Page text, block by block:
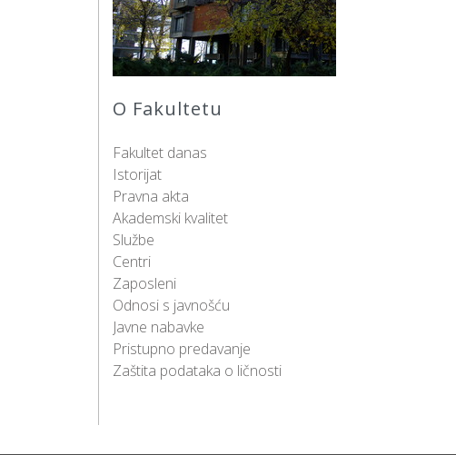
O Fakultetu
Fakultet danas
Istorijat
Pravna akta
Akademski kvalitet
Službe
Centri
Zaposleni
Odnosi s javnošću
Javne nabavke
Pristupno predavanje
Zaštita podataka o ličnosti